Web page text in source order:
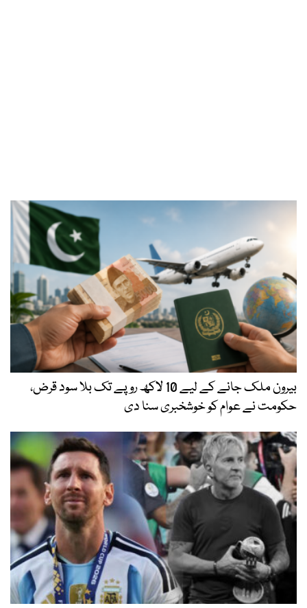
بیرون ملک جانے کے لیے 10 لاکھ روپے تک بلا سود قرض،
حکومت نے عوام کو خوشخبری سنا دی